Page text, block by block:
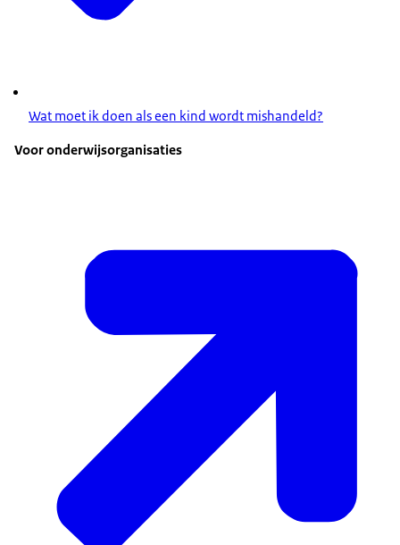
Wat moet ik doen als een kind wordt mishandeld?
Voor onderwijsorganisaties